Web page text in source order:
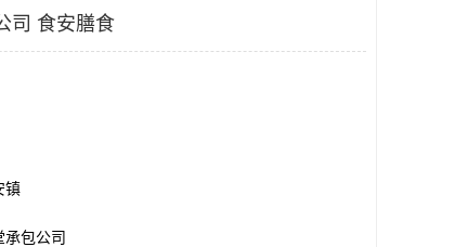
司 食安膳食
镇
包公司